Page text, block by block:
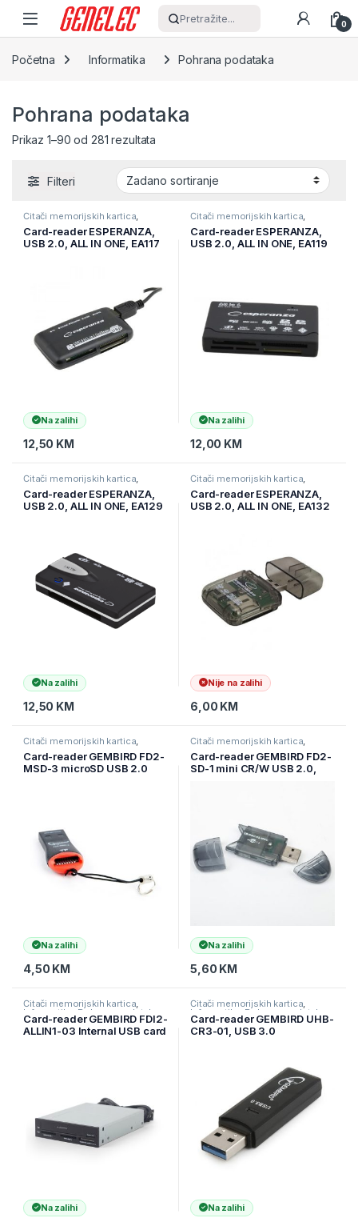
Skip to navigation
Skip to content
Pretražite... 0
Početna Informatika Pohrana podataka
Pohrana podataka
Prikaz 1–90 od 281 rezultata
Filteri
Čitači memorijskih kartica,
Pohrana podataka
Card-reader ESPERANZA,
USB 2.0, ALL IN ONE, EA117
Na zalihi
12,50 KM
Čitači memorijskih kartica,
Pohrana podataka
Card-reader ESPERANZA,
USB 2.0, ALL IN ONE, EA119
Na zalihi
12,00 KM
Čitači memorijskih kartica,
Card-reader ESPERANZA,
USB 2.0, ALL IN ONE, EA129
Na zalihi
12,50 KM
Čitači memorijskih kartica,
Card-reader ESPERANZA,
USB 2.0, ALL IN ONE, EA132
Nije na zalihi
6,00 KM
Čitači memorijskih kartica,
Card-reader GEMBIRD FD2-
MSD-3 microSD USB 2.0
Na zalihi
4,50 KM
Čitači memorijskih kartica,
Card-reader GEMBIRD FD2-
SD-1 mini CR/W USB 2.0,
Na zalihi
5,60 KM
Čitači memorijskih kartica,
Informatika Pohrana podataka
Card-reader GEMBIRD FDI2-
ALLIN1-03 Internal USB card
Na zalihi
Čitači memorijskih kartica,
Informatika Pohrana podataka
Card-reader GEMBIRD UHB-
CR3-01, USB 3.0
Na zalihi